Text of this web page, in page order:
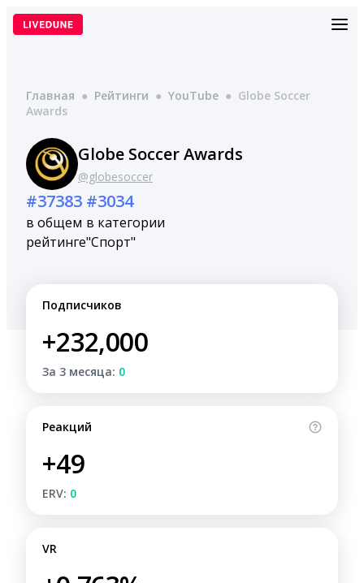
Перейти
Главная ● Рейтинги ● YouTube ● Globe Soccer
Awards
Globe Soccer Awards
@globesoccer
#37383
в общем
рейтинге
#3034
в категории
"Спорт"
Подписчиков
+232,000
За 3 месяца: 0
Реакций
+49
ERV: 0
VR